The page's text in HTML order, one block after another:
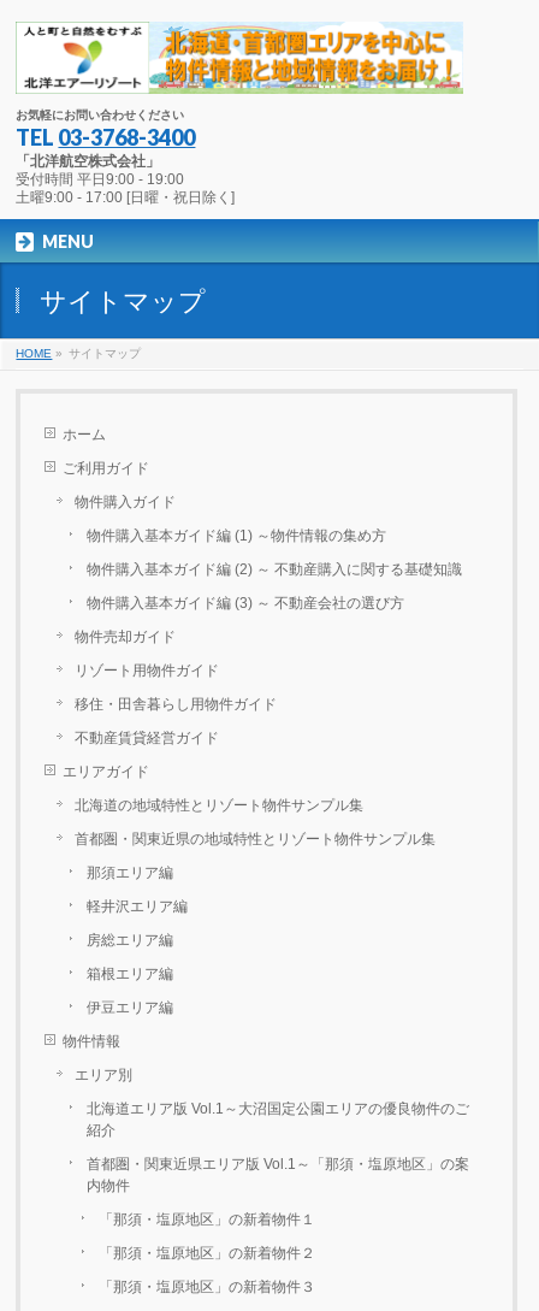
お気軽にお問い合わせください
TEL 03-3768-3400
「北洋航空株式会社」
受付時間 平日9:00 - 19:00
土曜9:00 - 17:00 [日曜・祝日除く]
MENU
サイトマップ
HOME » サイトマップ
ホーム
ご利用ガイド
物件購入ガイド
物件購入基本ガイド編 (1) ～物件情報の集め方
物件購入基本ガイド編 (2) ～ 不動産購入に関する基礎知識
物件購入基本ガイド編 (3) ～ 不動産会社の選び方
物件売却ガイド
リゾート用物件ガイド
移住・田舎暮らし用物件ガイド
不動産賃貸経営ガイド
エリアガイド
北海道の地域特性とリゾート物件サンプル集
首都圏・関東近県の地域特性とリゾート物件サンプル集
那須エリア編
軽井沢エリア編
房総エリア編
箱根エリア編
伊豆エリア編
物件情報
エリア別
北海道エリア版 Vol.1～大沼国定公園エリアの優良物件のご
紹介
首都圏・関東近県エリア版 Vol.1～「那須・塩原地区」の案
内物件
「那須・塩原地区」の新着物件１
「那須・塩原地区」の新着物件２
「那須・塩原地区」の新着物件３